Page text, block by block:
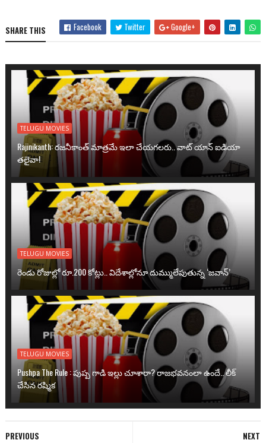
SHARE THIS Facebook Twitter Google+
TELUGU MOVIES
Rajinikanth: రజనీకాంత్ మాత్రమే ఇలా చేయగలరు.. వాట్ యాన్ ఐడియా
తలైవా!
TELUGU MOVIES
రెండు రోజుల్లో రూ.200 కోట్లు.. విదేశాల్లోనూ దుమ్ములేపుతున్న ‘జవాన్’
TELUGU MOVIES
Pushpa The Rule : పుష్ప గాడి ఇల్లు చూశారా? రాజభవనంలా ఉందే.. లీక్
చేసిన రష్మిక
NEXT
PREVIOUS